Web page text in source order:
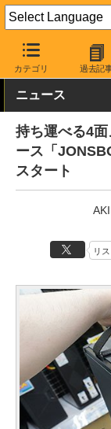
カテゴリ 過去記
AKIBA PC Hotline!
ニュース
持ち運べる4
ース「
スタート
リス